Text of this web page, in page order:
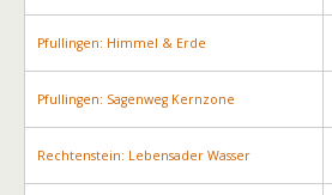
Pfullingen: Himmel & Erde
Pfullingen: Sagenweg Kernzone
Rechtenstein: Lebensader Wasser